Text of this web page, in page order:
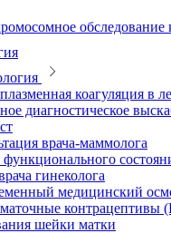
обследование
коагуляция в
диагностическое
врача-маммолога
гинеколога
медицинский
шейки матки